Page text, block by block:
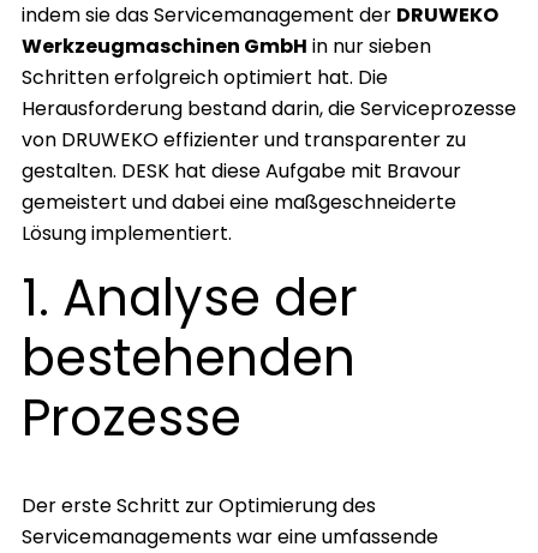
indem sie das Servicemanagement der DRUWEKO
Werkzeugmaschinen GmbH in nur sieben
Schritten erfolgreich optimiert hat. Die
Herausforderung bestand darin, die Serviceprozesse
von DRUWEKO effizienter und transparenter zu
gestalten. DESK hat diese Aufgabe mit Bravour
gemeistert und dabei eine maßgeschneiderte
Lösung implementiert.
1. Analyse der
bestehenden
Prozesse
Der erste Schritt zur Optimierung des
Servicemanagements war eine umfassende